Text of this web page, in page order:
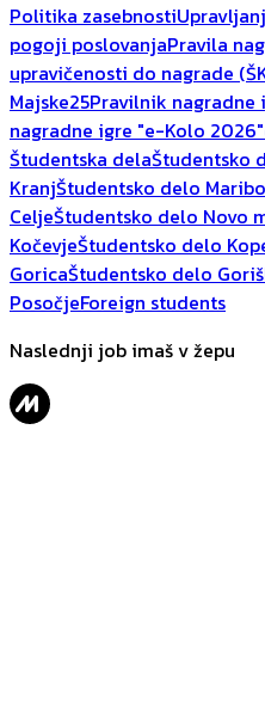
Politika zasebnosti
pogoji poslovanjaPravila
upravičenosti do nagrade
Majske25Pravilnik nagradne
nagradne igre "e-Kolo 2026"
Študentska delaŠtudentsko
KranjŠtudentsko delo
CeljeŠtudentsko delo Novo
KočevjeŠtudentsko delo
GoricaŠtudentsko delo
PosočjeForeign students
Naslednji job imaš v žepu